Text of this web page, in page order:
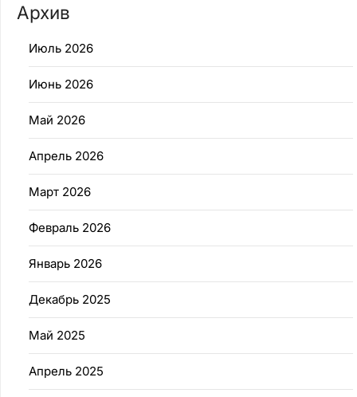
Архив
Июль 2026
Июнь 2026
Май 2026
Апрель 2026
Март 2026
Февраль 2026
Январь 2026
Декабрь 2025
Май 2025
Апрель 2025